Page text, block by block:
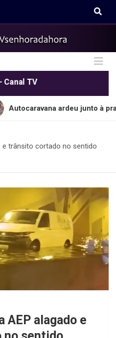
Canal TV
ardeu junto à praia do
e trânsito cortado no sentido
AEP alagado e